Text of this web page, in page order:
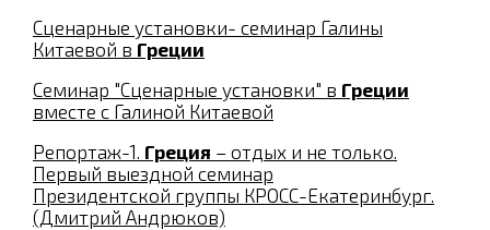
Сценарные установки- семинар Галины
Китаевой в Греции
Семинар "Сценарные установки" в Греции
вместе с Галиной Китаевой
Репортаж-1. Греция – отдых и не только.
Первый выездной семинар
Президентской группы КРОСС-Екатеринбург.
(Дмитрий Андрюков)